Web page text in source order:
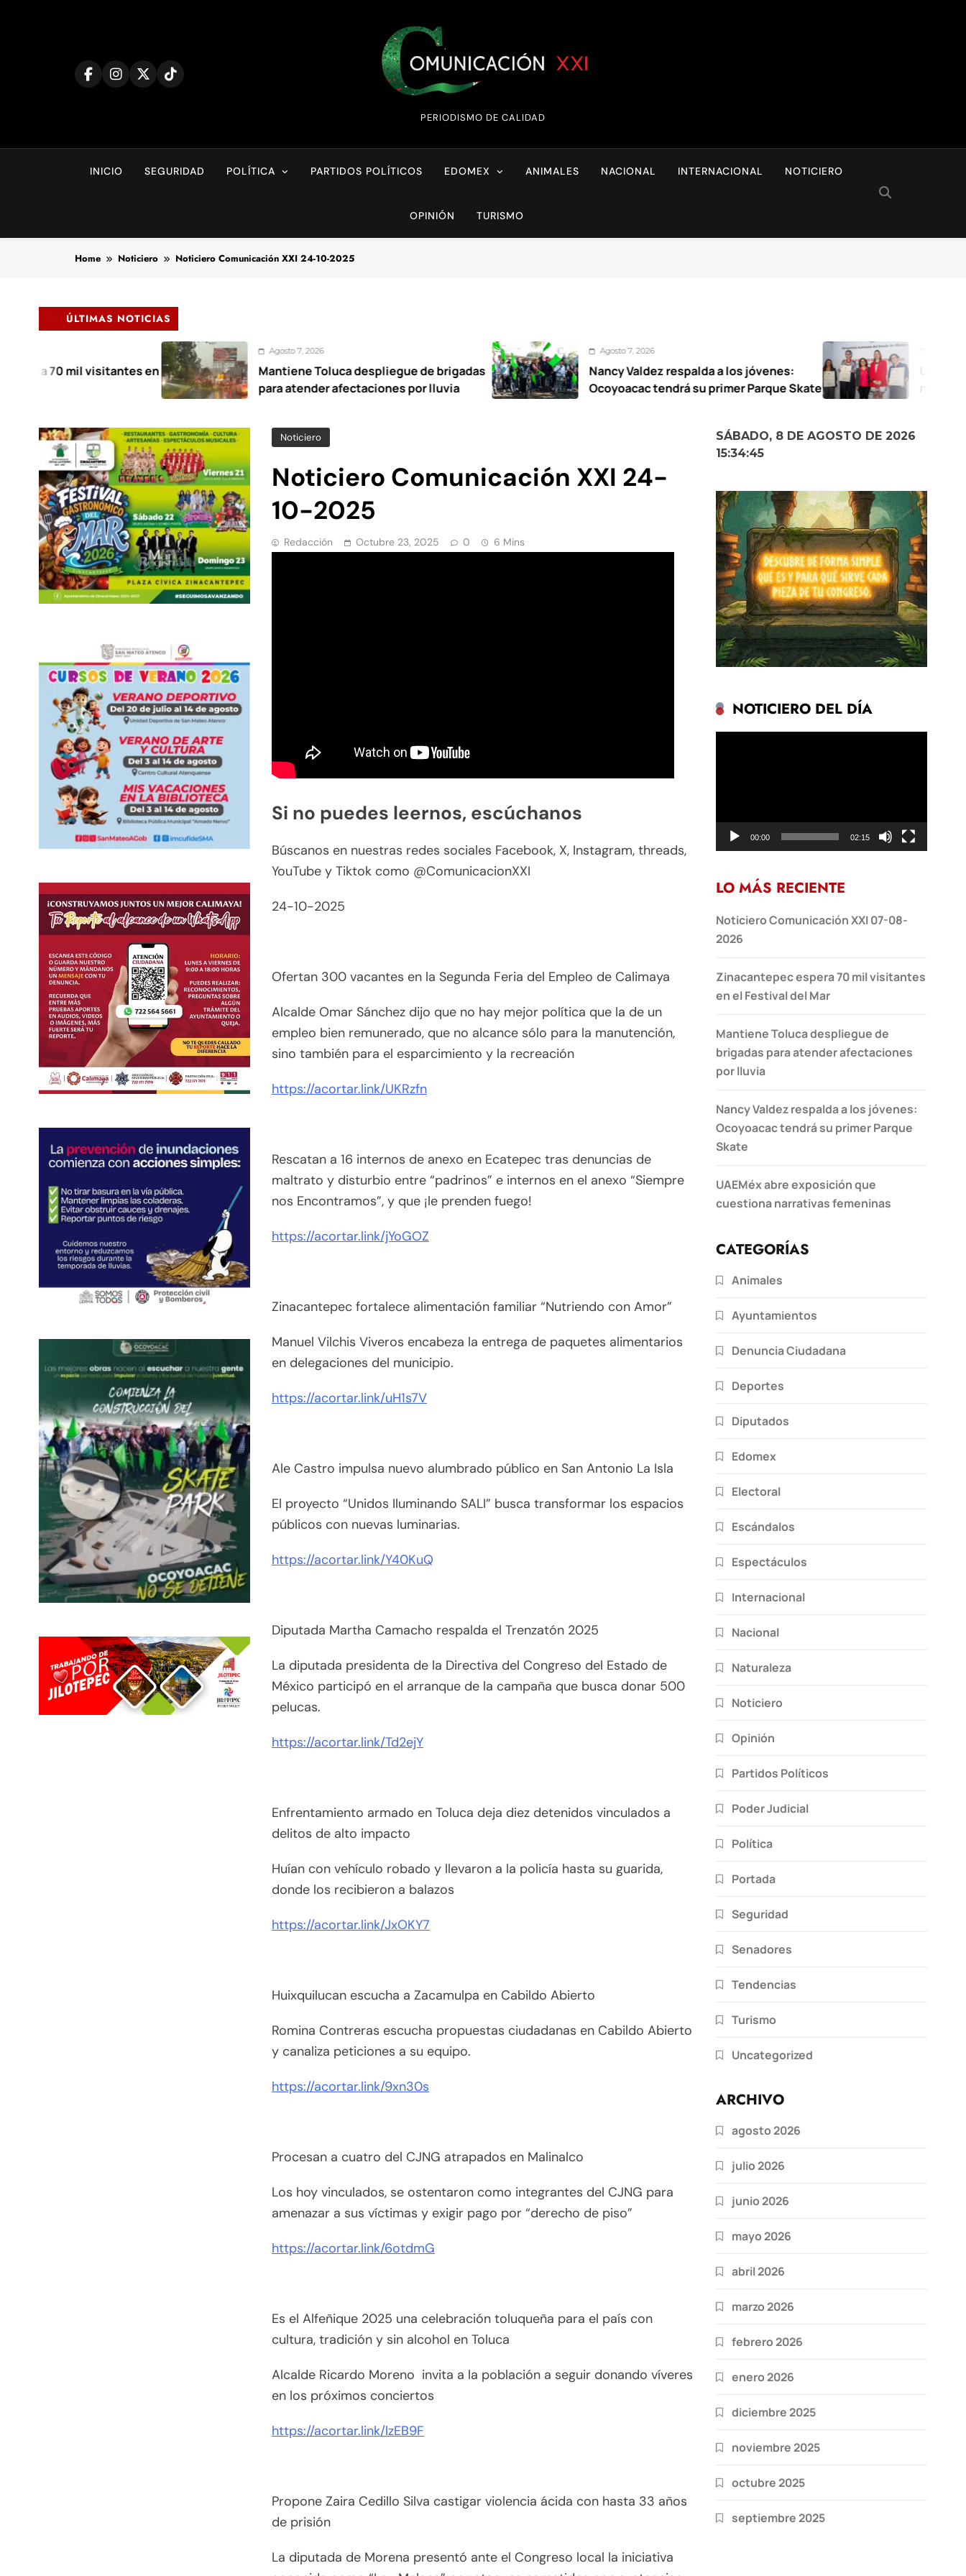
Comunicación XXI
PERIODISMO DE CALIDAD
INICIO SEGURIDAD POLÍTICA PARTIDOS POLÍTICOS EDOMEX ANIMALES NACIONAL INTERNACIONAL NOTICIERO
OPINIÓN TURISMO
Home Noticiero Noticiero Comunicación XXI 24-10-2025
ÚLTIMAS NOTICIAS
en
Agosto 7, 2026
Mantiene Toluca despliegue de brigadas
para atender afectaciones por lluvia
Agosto 7, 2026
Nancy Valdez respalda a los jóvenes:
Ocoyoacac tendrá su primer Parque Skate
Agosto 7, 2026
UAEMéx abre
narrativas femeninas
Noticiero
Noticiero Comunicación XXI 24-
10-2025
Redacción Octubre 23, 2025 0 6 Mins
Si no puedes leernos, escúchanos
Búscanos en nuestras redes sociales Facebook, X, Instagram, threads,
YouTube y Tiktok como @ComunicacionXXI
24-10-2025
Ofertan 300 vacantes en la Segunda Feria del Empleo de Calimaya
Alcalde Omar Sánchez dijo que no hay mejor política que la de un
empleo bien remunerado, que no alcance sólo para la manutención,
sino también para el esparcimiento y la recreación
https://acortar.link/UKRzfn
Rescatan a 16 internos de anexo en Ecatepec tras denuncias de
maltrato y disturbio entre “padrinos” e internos en el anexo “Siempre
nos Encontramos”, y que ¡le prenden fuego!
https://acortar.link/jYoGOZ
Zinacantepec fortalece alimentación familiar “Nutriendo con Amor”
Manuel Vilchis Viveros encabeza la entrega de paquetes alimentarios
en delegaciones del municipio.
https://acortar.link/uH1s7V
Ale Castro impulsa nuevo alumbrado público en San Antonio La Isla
El proyecto “Unidos Iluminando SALI” busca transformar los espacios
públicos con nuevas luminarias.
https://acortar.link/Y40KuQ
Diputada Martha Camacho respalda el Trenzatón 2025
La diputada presidenta de la Directiva del Congreso del Estado de
México participó en el arranque de la campaña que busca donar 500
pelucas.
https://acortar.link/Td2ejY
Enfrentamiento armado en Toluca deja diez detenidos vinculados a
delitos de alto impacto
Huían con vehículo robado y llevaron a la policía hasta su guarida,
donde los recibieron a balazos
https://acortar.link/JxOKY7
Huixquilucan escucha a Zacamulpa en Cabildo Abierto
Romina Contreras escucha propuestas ciudadanas en Cabildo Abierto
y canaliza peticiones a su equipo.
https://acortar.link/9xn30s
Procesan a cuatro del CJNG atrapados en Malinalco
Los hoy vinculados, se ostentaron como integrantes del CJNG para
amenazar a sus víctimas y exigir pago por “derecho de piso”
https://acortar.link/6otdmG
Es el Alfeñique 2025 una celebración toluqueña para el país con
cultura, tradición y sin alcohol en Toluca
Alcalde Ricardo Moreno invita a la población a seguir donando víveres
en los próximos conciertos
https://acortar.link/lzEB9F
Propone Zaira Cedillo Silva castigar violencia ácida con hasta 33 años
de prisión
La diputada de Morena presentó ante el Congreso local la iniciativa
SÁBADO, 8 DE AGOSTO DE 2026
15:34:46
NOTICIERO DEL DÍA
00:00 02:15
LO MÁS RECIENTE
Noticiero Comunicación XXI 07-08-
2026
Zinacantepec espera 70 mil visitantes
en el Festival del Mar
Mantiene Toluca despliegue de
brigadas para atender afectaciones
por lluvia
Nancy Valdez respalda a los jóvenes:
Ocoyoacac tendrá su primer Parque
Skate
UAEMéx abre exposición que
cuestiona narrativas femeninas
CATEGORÍAS
Animales
Ayuntamientos
Denuncia Ciudadana
Deportes
Diputados
Edomex
Electoral
Escándalos
Espectáculos
Internacional
Nacional
Naturaleza
Noticiero
Opinión
Partidos Políticos
Poder Judicial
Política
Portada
Seguridad
Senadores
Tendencias
Turismo
Uncategorized
ARCHIVO
agosto 2026
julio 2026
junio 2026
mayo 2026
abril 2026
marzo 2026
febrero 2026
enero 2026
diciembre 2025
noviembre 2025
octubre 2025
septiembre 2025